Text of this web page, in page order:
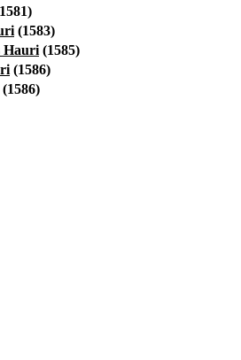
(1583)
Hauri (1585)
(1586)
(1586)